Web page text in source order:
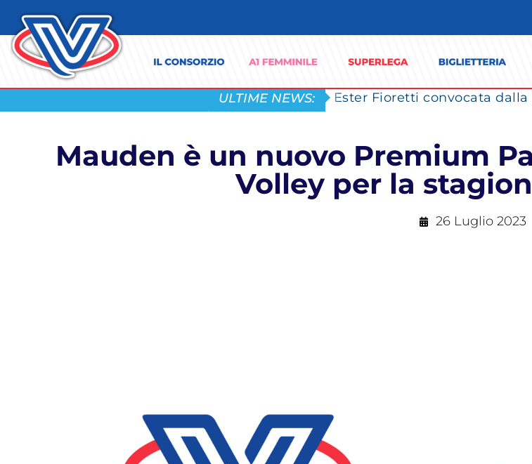
ULTIME NEWS: Ester Fioretti convocata
Mauden è un nuovo Premium
Volley per la
26 Luglio 2023